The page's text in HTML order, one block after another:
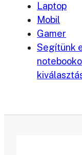
Laptop
Mobil
Gamer
Segítünk